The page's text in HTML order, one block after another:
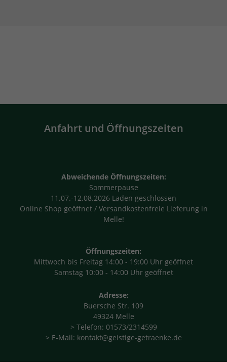
Anfahrt und Öffnungszeiten
Abweichende Öffnungszeiten:
Sommerpause
11.07.-12.08.2026 Laden geschlossen
Online Shop geöffnet / Versandkostenfreie Lieferung in
Melle!
Öffnungszeiten:
Mittwoch bis Freitag 14:00 - 19:00 Uhr geöffnet
Samstag 10:00 - 14:00 Uhr geöffnet
Adresse:
Buersche Str. 109
49324 Melle
> Telefon: 01573/2314599
> E-Mail: kontakt@geistige-getraenke.de